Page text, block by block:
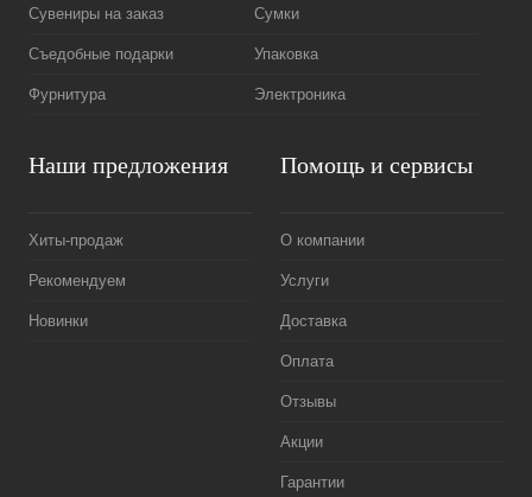
Сувениры на заказ Сумки
Съедобные подарки Упаковка
Фурнитура Электроника
Наши предложения
Хиты-продаж
Рекомендуем
Новинки
Помощь и сервисы
О компании
Услуги
Доставка
Оплата
Отзывы
Акции
Гарантии